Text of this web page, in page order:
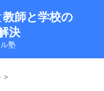
師と学校の
決
塾
>